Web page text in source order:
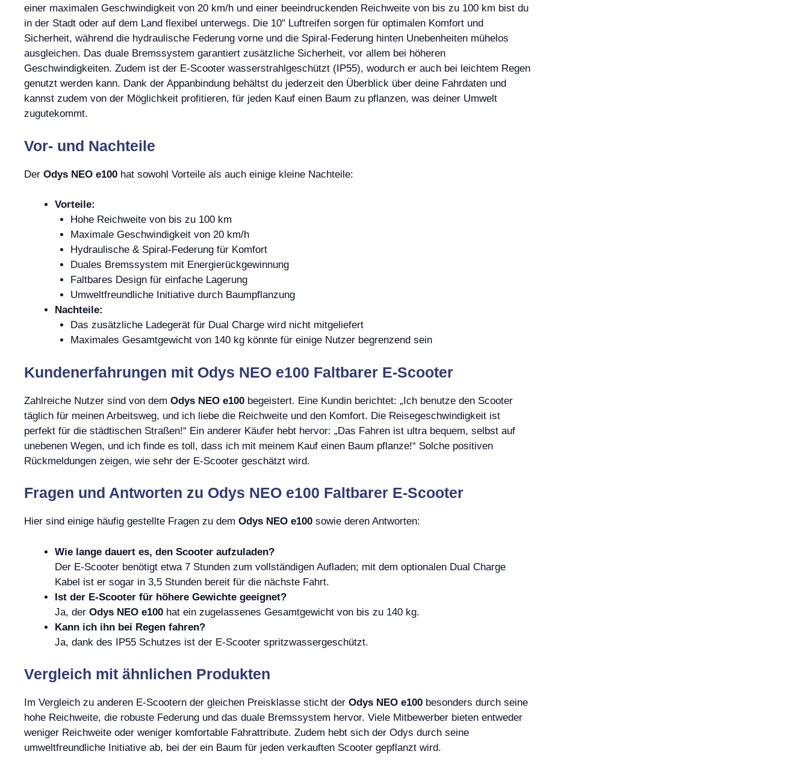
einer maximalen Geschwindigkeit von 20 km/h und einer beeindruckenden Reichweite von bis zu 100 km bist du
in der Stadt oder auf dem Land flexibel unterwegs. Die 10″ Luftreifen sorgen für optimalen Komfort und
Sicherheit, während die hydraulische Federung vorne und die Spiral-Federung hinten Unebenheiten mühelos
ausgleichen. Das duale Bremssystem garantiert zusätzliche Sicherheit, vor allem bei höheren
Geschwindigkeiten. Zudem ist der E-Scooter wasserstrahlgeschützt (IP55), wodurch er auch bei leichtem Regen
genutzt werden kann. Dank der Appanbindung behältst du jederzeit den Überblick über deine Fahrdaten und
kannst zudem von der Möglichkeit profitieren, für jeden Kauf einen Baum zu pflanzen, was deiner Umwelt
zugutekommt.
Vor- und Nachteile
Der Odys NEO e100 hat sowohl Vorteile als auch einige kleine Nachteile:
Vorteile:
Hohe Reichweite von bis zu 100 km
Maximale Geschwindigkeit von 20 km/h
Hydraulische & Spiral-Federung für Komfort
Duales Bremssystem mit Energierückgewinnung
Faltbares Design für einfache Lagerung
Umweltfreundliche Initiative durch Baumpflanzung
Nachteile:
Das zusätzliche Ladegerät für Dual Charge wird nicht mitgeliefert
Maximales Gesamtgewicht von 140 kg könnte für einige Nutzer begrenzend sein
Kundenerfahrungen mit Odys NEO e100 Faltbarer E-Scooter
Zahlreiche Nutzer sind von dem Odys NEO e100 begeistert. Eine Kundin berichtet: „Ich benutze den Scooter
täglich für meinen Arbeitsweg, und ich liebe die Reichweite und den Komfort. Die Reisegeschwindigkeit ist
perfekt für die städtischen Straßen!“ Ein anderer Käufer hebt hervor: „Das Fahren ist ultra bequem, selbst auf
unebenen Wegen, und ich finde es toll, dass ich mit meinem Kauf einen Baum pflanze!“ Solche positiven
Rückmeldungen zeigen, wie sehr der E-Scooter geschätzt wird.
Fragen und Antworten zu Odys NEO e100 Faltbarer E-Scooter
Hier sind einige häufig gestellte Fragen zu dem Odys NEO e100 sowie deren Antworten:
Wie lange dauert es, den Scooter aufzuladen?
Der E-Scooter benötigt etwa 7 Stunden zum vollständigen Aufladen; mit dem optionalen Dual Charge
Kabel ist er sogar in 3,5 Stunden bereit für die nächste Fahrt.
Ist der E-Scooter für höhere Gewichte geeignet?
Ja, der Odys NEO e100 hat ein zugelassenes Gesamtgewicht von bis zu 140 kg.
Kann ich ihn bei Regen fahren?
Ja, dank des IP55 Schutzes ist der E-Scooter spritzwassergeschützt.
Vergleich mit ähnlichen Produkten
Im Vergleich zu anderen E-Scootern der gleichen Preisklasse sticht der Odys NEO e100 besonders durch seine
hohe Reichweite, die robuste Federung und das duale Bremssystem hervor. Viele Mitbewerber bieten entweder
weniger Reichweite oder weniger komfortable Fahrattribute. Zudem hebt sich der Odys durch seine
umweltfreundliche Initiative ab, bei der ein Baum für jeden verkauften Scooter gepflanzt wird.